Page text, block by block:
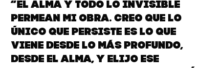
“El alma y todo lo invisible
permean mi obra. Creo que lo
único que persiste es lo que
viene desde lo más profundo,
desde el alma, y elijo ese